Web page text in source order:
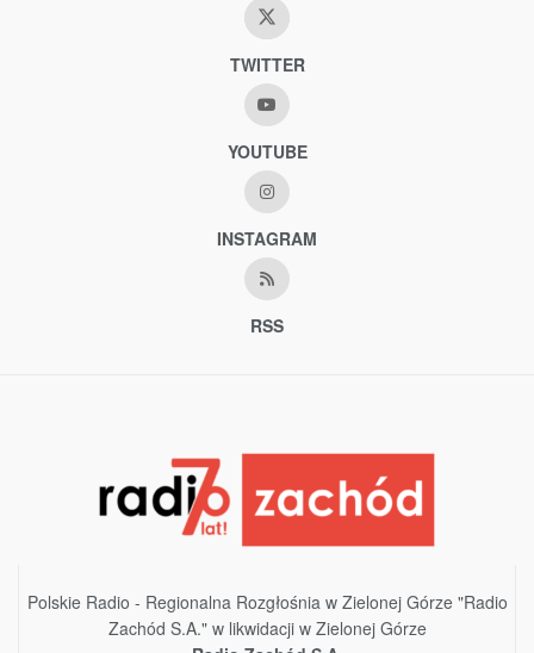
TWITTER
YOUTUBE
INSTAGRAM
RSS
Polskie Radio - Regionalna Rozgłośnia w Zielonej Górze "Radio
Zachód S.A." w likwidacji w Zielonej Górze